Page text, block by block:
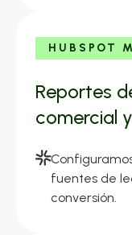
HUBSPOT
Reportes
comercial
fuentes de
conversión.